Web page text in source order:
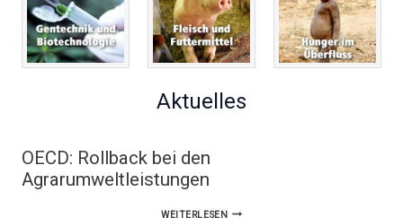
Aktuelles
OECD: Rollback bei den
Agrarumweltleistungen
WEITERLESENOECD: